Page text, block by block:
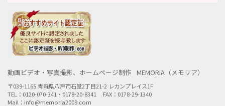
動画ビデオ・写真撮影、ホームページ制作 MEMORIA（メモリア）
〒039-1165 青森県八戸市石堂2丁目21-2 レカンプレイス1F
TEL：0120-070-341・0178-20-8341
FAX：0178-29-1340
Mail：info@memoria2009.com